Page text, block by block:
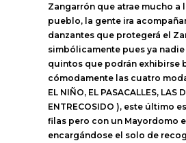
Zangarrón que atrae mucho a
pueblo, la gente ira
danzantes que protegerá el
simbólicamente pues ya
quintos que podrán exhibirse
cómodamente las cuatro
EL NIÑO, EL PASACALLES, LAS
ENTRECOSIDO ), este último
filas pero con un Mayordomo
encargándose el solo de